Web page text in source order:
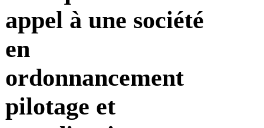
appel à une société
en
ordonnancement
pilotage et